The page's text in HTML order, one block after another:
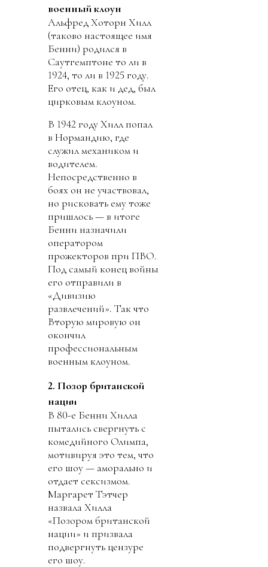
военный клоун
Альфред Хоторн Хилл
(таково настоящее имя
Бенни) родился в
Саутгемптоне то ли в
1924, то ли в 1925 году.
Его отец, как и дед, был
цирковым клоуном.
В 1942 году Хилл попал
в Нормандию, где
служил механиком и
водителем.
Непосредственно в
боях он не участвовал,
но рисковать ему тоже
пришлось — в итоге
Бенни назначили
оператором
прожекторов при ПВО.
Под самый конец войны
его отправили в
«Дивизию
развлечений». Так что
Вторую мировую он
окончил
профессиональным
военным клоуном.
2. Позор британской
нации
В 80-е Бенни Хилла
пытались свергнуть с
комедийного Олимпа,
мотивируя это тем, что
его шоу — аморально и
отдает сексизмом.
Маргарет Тэтчер
назвала Хилла
«Позором британской
нации» и призвала
подвергнуть цензуре
его шоу.